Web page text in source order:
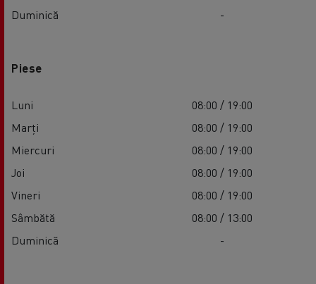
Duminică
-
Piese
Luni
08:00 / 19:00
Marți
08:00 / 19:00
Miercuri
08:00 / 19:00
Joi
08:00 / 19:00
Vineri
08:00 / 19:00
Sâmbătă
08:00 / 13:00
Duminică
-